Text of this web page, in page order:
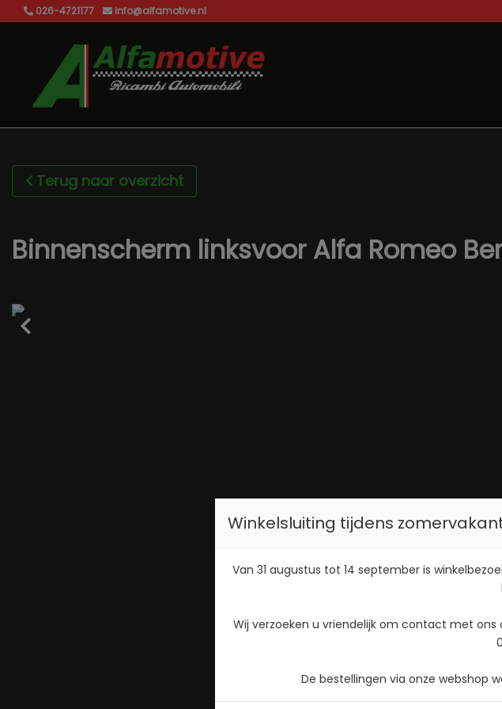
026-4721177 info@alfamotive.nl
Terug naar overzicht
Binnenscherm linksvoor Alfa Romeo
Winkelsluiting tijdens
Van 31 augustus tot 14 september is
Wij verzoeken u vriendelijk om contact met
De bestellingen via onze webshop